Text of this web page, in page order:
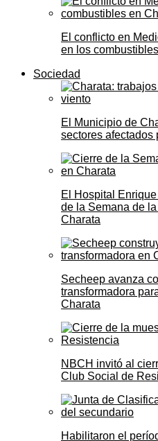
El conflicto en
en los
Sociedad
El Municipio de
sectores afectados
El Hospital
de la Semana de
Charata
Secheep avanza
transformadora
Charata
NBCH invitó al
Club Social de
Habilitaron el